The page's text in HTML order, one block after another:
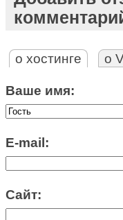
о хостинге о
Ваше имя:
E-mail:
Сайт: